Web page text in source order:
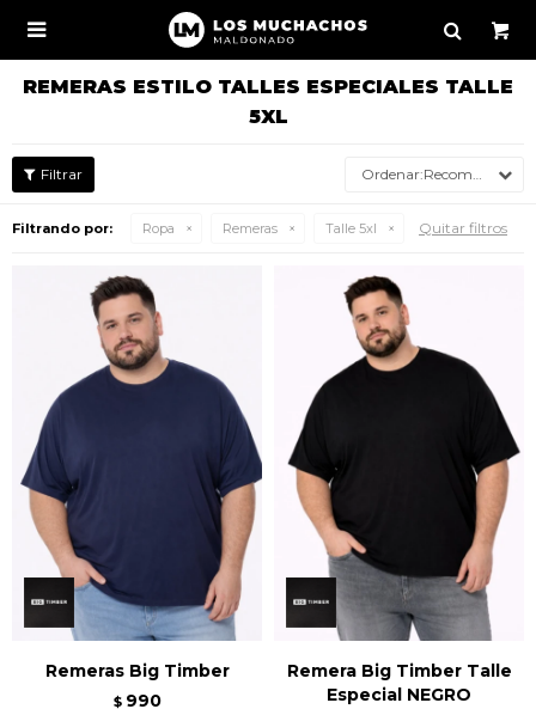

REMERAS ESTILO TALLES ESPECIALES TALLE
5XL
Recomendados
Filtrando por: Ropa Remeras Talle 5xl Quitar filtros
Remeras Big Timber
$ 990
Remera Big Timber Talle
Especial NEGRO